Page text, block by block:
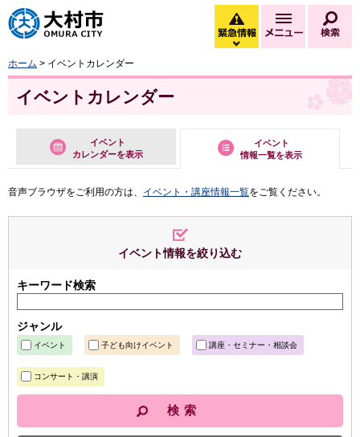
大村市
緊急情報
緊急情報を開く
メニュー
ホーム > イベントカレンダー
イベントカレンダー
イベント
カレンダーを表示
イベント
情報一覧を表示
音声ブラウザをご利用の方は、 イベント・講座情報一覧をご覧ください。
イベント情報を絞り込む
キーワード検索
ジャンル
イベント 子ども向けイベント 講座・セミナー・相談会
コンサート・講演